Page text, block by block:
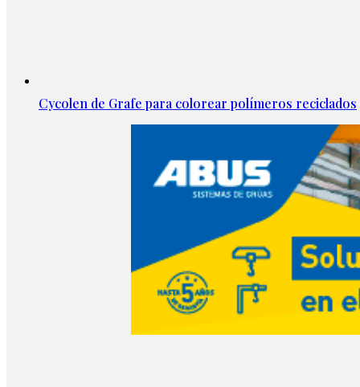
Cycolen de Grafe para colorear polímeros reciclados